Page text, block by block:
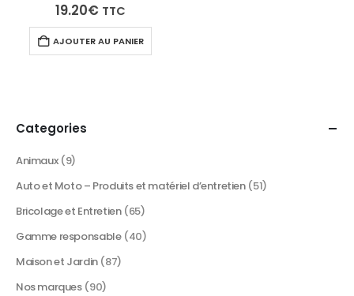
19.20€ TTC
AJOUTER AU PANIER
Categories
Animaux (9)
Auto et Moto – Produits et matériel d’entretien (51)
Bricolage et Entretien (65)
Gamme responsable (40)
Maison et Jardin (87)
Nos marques (90)